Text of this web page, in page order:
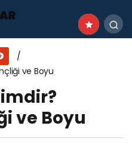
ve Boyu
ve Boyu
Gençliği ve Boyu